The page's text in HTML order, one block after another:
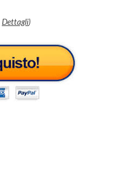
Dettagli)